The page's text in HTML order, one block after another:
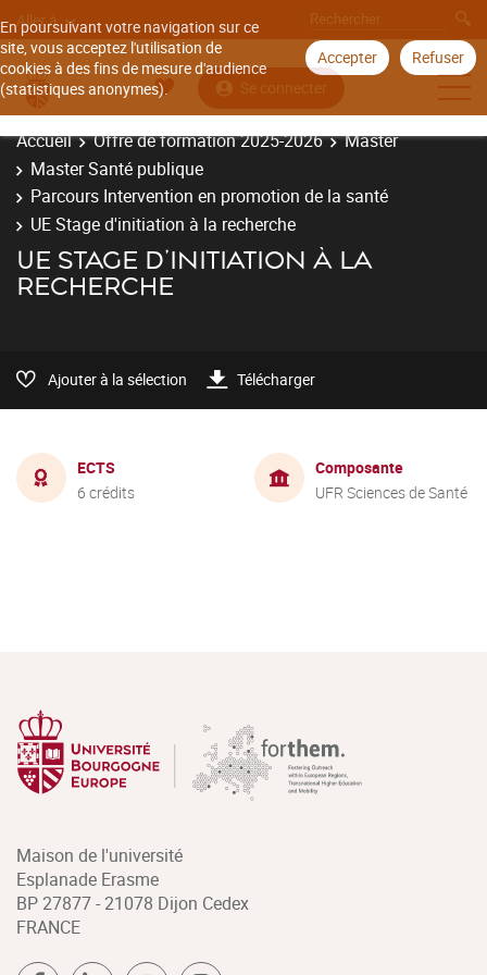
En poursuivant votre navigation sur ce
site, vous acceptez l'utilisation de
cookies à des fins de mesure d'audience
(statistiques anonymes).
Accepter Refuser
Aller à
Se connecter
Accueil Offre de formation 2025-2026
Master
Master Santé publique
Parcours Intervention en promotion de la santé
UE Stage d'initiation à la recherche
UE STAGE D'INITIATION À LA
RECHERCHE
Ajouter à la sélection Télécharger
ECTS
6 crédits
Composante
UFR Sciences de Santé
Maison de l'université
Esplanade Erasme
BP 27877 - 21078 Dijon Cedex
FRANCE